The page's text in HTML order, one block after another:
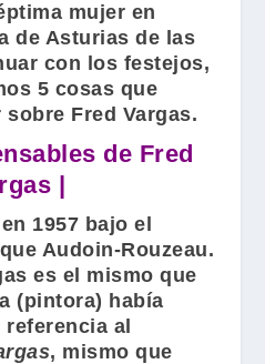
mujer en
de Asturias de las
con los festejos,
5 cosas que
sobre Fred Vargas.
de Fred
|
1957 bajo el
Audoin-Rouzeau.
es el mismo que
(pintora) había
al
, mismo que